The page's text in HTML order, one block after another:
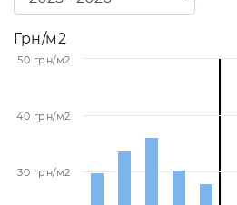
Грн/м2
30 грн/м2
40 грн/м2
50 грн/м2